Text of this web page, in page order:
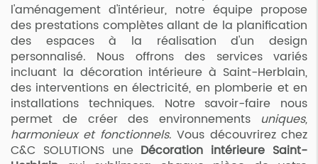
l'aménagement d'intérieur, notre équipe propose
des prestations complètes allant de la planification
des espaces à la réalisation d'un design
personnalisé. Nous offrons des services variés
incluant la décoration intérieure à Saint-Herblain,
des interventions en électricité, en plomberie et en
installations techniques. Notre savoir-faire nous
permet de créer des environnements uniques,
harmonieux et fonctionnels. Vous découvrirez chez
C&C SOLUTIONS une Décoration intérieure Saint-